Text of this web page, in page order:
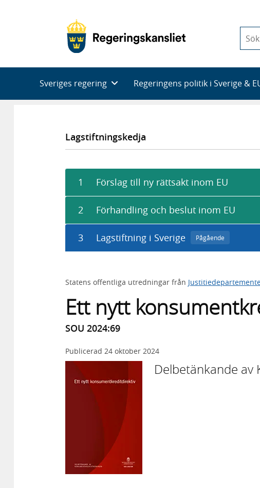
du
en
Sveriges regering Regeringens politik i Sverige &
Lagstiftningskedja
1 Förslag till ny rättsakt inom EU
2 Förhandling och beslut inom EU
3 Lagstiftning i Sverige Pågående
Statens offentliga utredningar från
Ett nytt
SOU 2024:69
Publicerad 24 oktober 2024
Delbetänkande